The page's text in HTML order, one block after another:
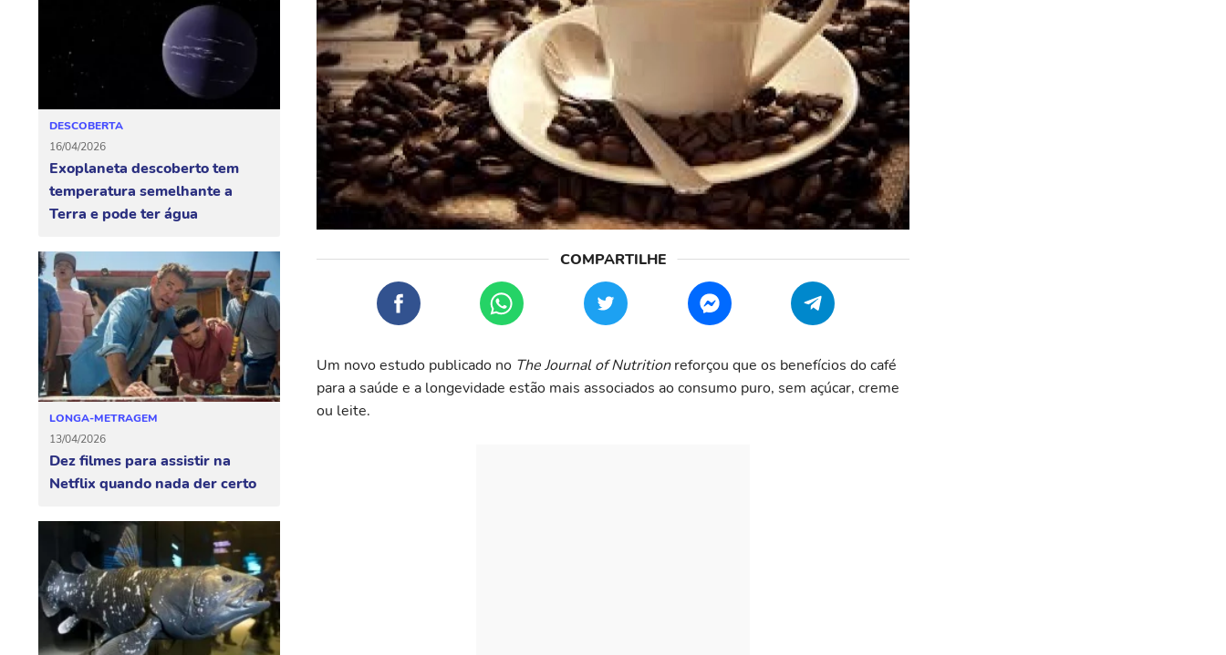
DESCOBERTA
16/04/2026
Exoplaneta descoberto tem
temperatura semelhante a
Terra e pode ter água
LONGA-METRAGEM
13/04/2026
Dez filmes para assistir na
Netflix quando nada der certo
Um novo estudo publicado no The Journal of Nutritionreforçou que os benefícios do café
para a saúde e a longevidade estão mais associados ao consumo puro, sem açúcar, creme
ou leite.